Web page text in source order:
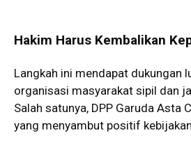
Hakim Harus Kembalikan
Langkah ini mendapat dukungan
organisasi masyarakat sipil dan
Salah satunya, DPP Garuda Asta
yang menyambut positif